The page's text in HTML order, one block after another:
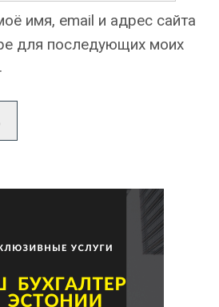
имя, email и адрес сайта
для последующих моих